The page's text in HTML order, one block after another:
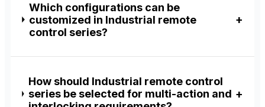
Which configurations can be
customized in Industrial remote
control series?
How should Industrial remote control
series be selected for multi-action and